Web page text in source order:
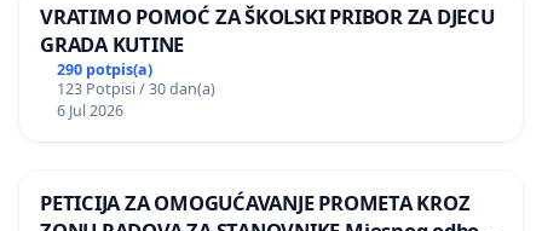
VRATIMO POMOĆ ZA ŠKOLSKI PRIBOR ZA DJECU
GRADA KUTINE
290 potpis(a)
123 Potpisi / 30 dan(a)
6 Jul 2026
PETICIJA ZA OMOGUĆAVANJE PROMETA KROZ